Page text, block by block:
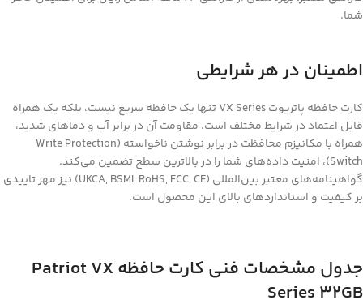
شما.
اطمینان در هر شرایطی
کارت حافظه پاتریوت VX Series تنها یک حافظه سریع نیست، بلکه یک همراه
قابل اعتماد در شرایط مختلف است. مقاومت آن در برابر آب و دماهای شدید،
همراه با مکانیزم محافظت در برابر نوشتن ناخواسته (Write Protection
Switch)، امنیت داده‌های شما را در بالاترین سطح تضمین می‌کند.
گواهینامه‌های معتبر بین‌المللی (UKCA, BSMI, RoHS, FCC, CE) نیز مهر تاییدی
بر کیفیت و استانداردهای بالای این محصول است.
جدول مشخصات فنی کارت حافظه Patriot VX
Series 32GB